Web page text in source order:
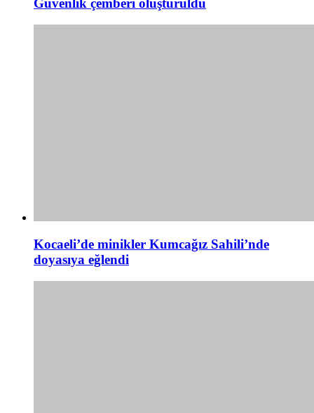
Güvenlik çemberi oluşturuldu
Kocaeli’de minikler Kumcağız Sahili’nde
doyasıya eğlendi